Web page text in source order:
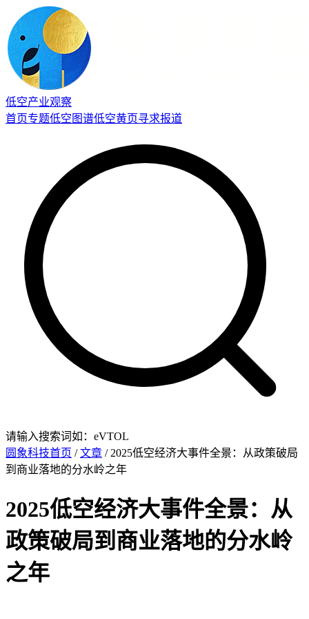
低空产业观察
首页专题低空图谱低空黄页寻求报道
请输入搜索词如：eVTOL
圆象科技首页 /文章 / 2025低空经济大事件全景：从政策破局
到商业落地的分水岭之年
2025低空经济大事件全景：从
政策破局到商业落地的分水岭
之年